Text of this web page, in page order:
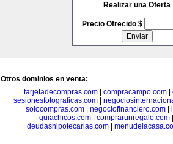
Realizar una Oferta
Precio Ofrecido $
Otros dominios en venta:
tarjetadecompras.com
compracampo.com
sesionesfotograficas.com
solocompras.com| negociofinanciero.com|
guiachicos.com
comprarunregalo.com
deudashipotecarias.com|